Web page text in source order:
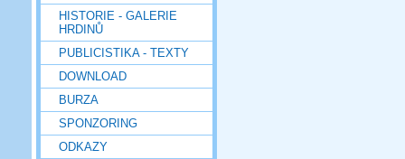
HISTORIE - GALERIE
HRDINŮ
PUBLICISTIKA - TEXTY
DOWNLOAD
BURZA
SPONZORING
ODKAZY